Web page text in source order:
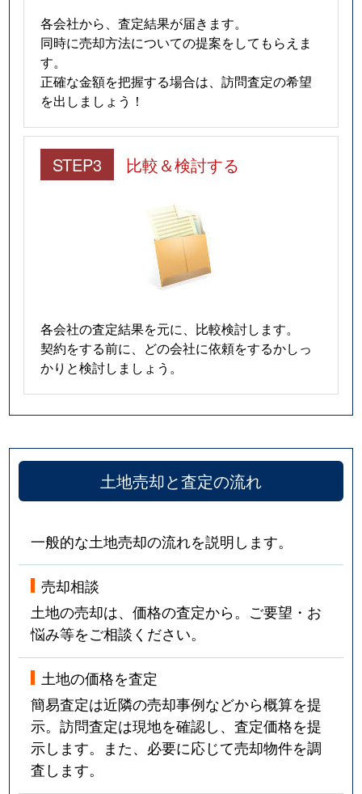
各会社から、査定結果が届きます。
同時に売却方法についての提案をしてもらえま
す。
正確な金額を把握する場合は、訪問査定の希望
を出しましょう！
STEP3 比較＆検討する
各会社の査定結果を元に、比較検討します。
契約をする前に、どの会社に依頼をするかしっ
かりと検討しましょう。
土地売却と査定の流れ
一般的な土地売却の流れを説明します。
売却相談
土地の売却は、価格の査定から。ご要望・お
悩み等をご相談ください。
土地の価格を査定
簡易査定は近隣の売却事例などから概算を提
示。訪問査定は現地を確認し、査定価格を提
示します。また、必要に応じて売却物件を調
査します。